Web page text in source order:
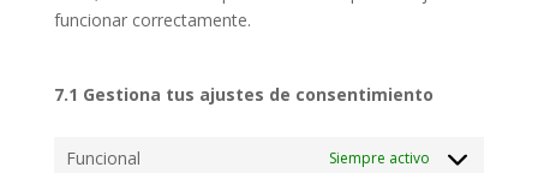
funcionar correctamente.
7.1 Gestiona tus ajustes de consentimiento
Funcional Siempre activo